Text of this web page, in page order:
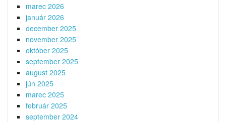
marec 2026
január 2026
december 2025
november 2025
október 2025
september 2025
august 2025
jún 2025
marec 2025
február 2025
september 2024